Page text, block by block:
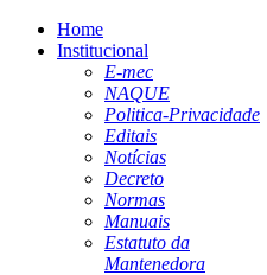
Home
Institucional
E-mec
NAQUE
Politica-Privacidade
Editais
Notícias
Decreto
Normas
Manuais
Estatuto da
Mantenedora